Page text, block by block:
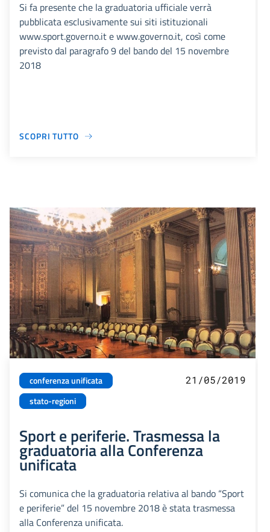
Si fa presente che la graduatoria ufficiale verrà
pubblicata esclusivamente sui siti istituzionali
www.sport.governo.it e www.governo.it, così come
previsto dal paragrafo 9 del bando del 15 novembre
2018
SCOPRI TUTTO
conferenza unificata
stato-regioni
21/05/2019
Sport e periferie. Trasmessa la
graduatoria alla Conferenza
unificata
Si comunica che la graduatoria relativa al bando “Sport
e periferie” del 15 novembre 2018 è stata trasmessa
alla Conferenza unificata.